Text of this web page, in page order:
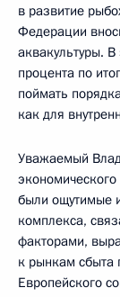
в развитие
Федерации
аквакультуры. В
процента по
поймать
как для
Уважаемый
были ощутимые
комплекса,
факторами,
к рынкам сбыта
Европейского